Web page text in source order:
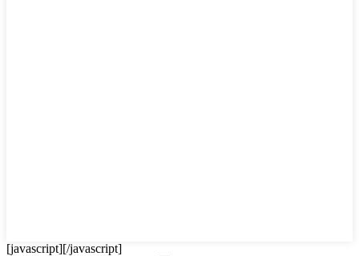
[javascript][/javascript]